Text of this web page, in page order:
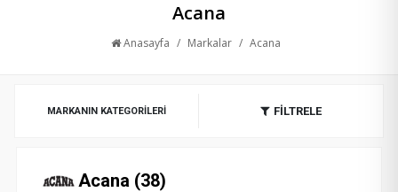
Acana
Anasayfa / Markalar / Acana
MARKANIN KATEGORILERI FİLTRELE
Acana (38)